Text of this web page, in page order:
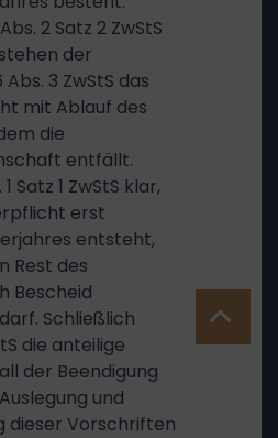
2 Satz 2 ZwStS
der
3 ZwStS das
mit Ablauf des
die
entfällt.
Satz 1 ZwStS klar,
erst
entsteht,
Rest des
Bescheid
Schließlich
die anteilige
der Beendigung
und
Vorschriften